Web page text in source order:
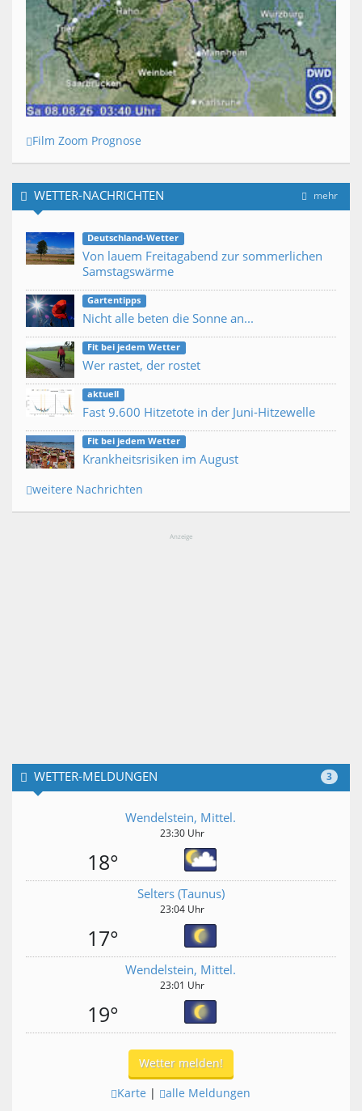
Film Zoom Prognose
mehr
WETTER-NACHRICHTEN
Deutschland-Wetter
Von lauem Freitagabend zur sommerlichen
Samstagswärme
Gartentipps
Nicht alle beten die Sonne an...
Fit bei jedem Wetter
Wer rastet, der rostet
aktuell
Fast 9.600 Hitzetote in der Juni-Hitzewelle
Fit bei jedem Wetter
Krankheitsrisiken im August
weitere Nachrichten
Anzeige
3
WETTER-MELDUNGEN
Wendelstein, Mittel.
23:30 Uhr
18°
Selters (Taunus)
23:04 Uhr
17°
Wendelstein, Mittel.
23:01 Uhr
19°
Wetter melden!
Karte | alle Meldungen